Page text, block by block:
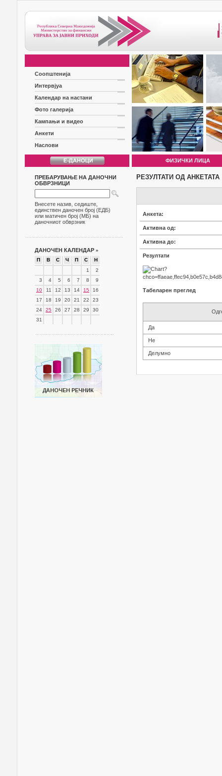
Соопштенија
Интервјуа
Календар на настани
Фото галерија
Кампањи и видео
Анкети
Наслови
ФИЗИЧКИ ЛИЦА
ПРЕБАРУВАЊЕ НА ДАНОЧНИ
ОБВРЗНИЦИ
Внесете назив, седиште,
единствен даночен број (ЕДБ)
или матичен број (МБ) на
даночниот обврзник
ДАНОЧЕН КАЛЕНДАР »
П В С Ч П С
Н
1
2
3
4 5 6 7 8
9
10
11 12 13 14 15
16
17
18 19 20 21 22
23
24
25 26 27 28 29
30
31
РЕЗУЛТАТИ ОД АНКЕТАТА
Анкета:
Активна од:
Активна до:
Резултати
Табеларен преглед
Да
Не
Делумно